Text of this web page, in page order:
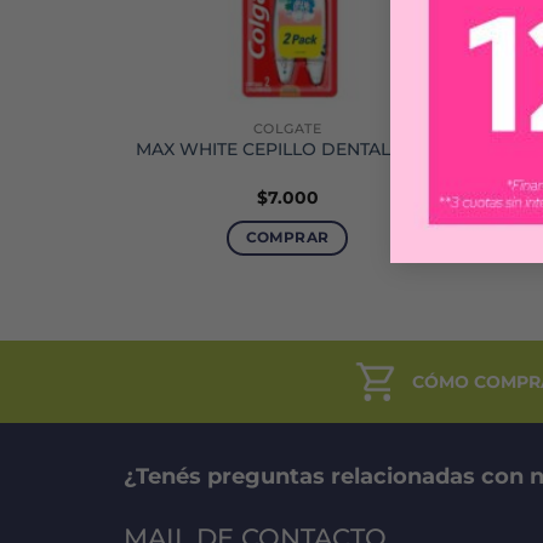
COLGATE
MAX WHITE CEPILLO DENTAL X 2 U
$7.000
COMPRAR
CÓMO
¿Tenés preguntas relacionadas con